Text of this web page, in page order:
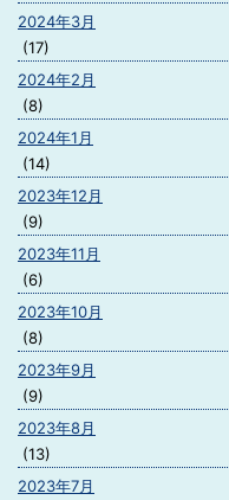
2024年3月
(17)
2024年2月
(8)
2024年1月
(14)
2023年12月
(9)
2023年11月
(6)
2023年10月
(8)
2023年9月
(9)
2023年8月
(13)
2023年7月